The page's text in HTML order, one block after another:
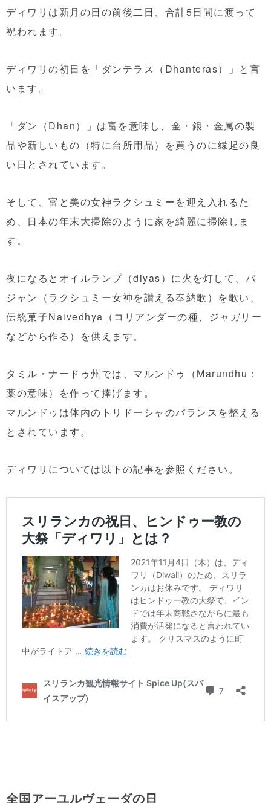
ディワリは新月の日の前後二日、合計5日間に渡って
祝われます。
ディワリの初日を「ダンテラス（Dhanteras）」と言
います。
「ダン（Dhan）」は富を意味し、金・銀・金属の製
品や新しいもの（特に台所用品）を買うのに縁起の良
い日とされています。
そして、富と美の女神ラクシュミーを迎え入れるた
め、日本の年末大掃除のように家を綺麗に掃除しま
す。
夜になるとオイルランプ（diyas）に火を灯して、バ
ジャン（ラクシュミー女神を讃える奉納歌）を歌い、
伝統菓子Naivedhya（コリアンダーの種、ジャガリー
などから作る）を供えます。
タミル・ナードゥ州では、マルンドゥ（Marundhu：
薬の意味）を作って捧げます。
マルンドゥは体内のトリドーシャのバランスを整える
とされています。
ディワリについては以下の記事を参照ください。
全国アーユルヴェーダの日